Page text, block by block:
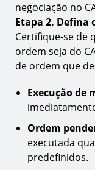
negociação no
Etapa 2. Defina
Certifique-se de
ordem seja do
de ordem que
Execução de
Ordem
executada
predefinidos.